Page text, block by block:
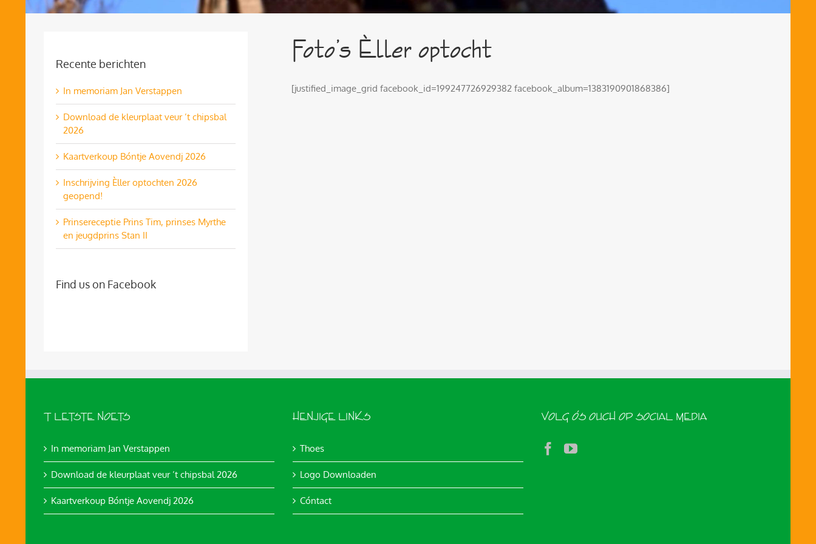
Foto’s Èller optocht
[justified_image_grid facebook_id=199247726929382 facebook_album=1383190901868386]
Recente berichten
In memoriam Jan Verstappen
Download de kleurplaat veur ’t chipsbal
2026
Kaartverkoup Bóntje Aovendj 2026
Inschrijving Èller optochten 2026
geopend!
Prinsereceptie Prins Tim, prinses Myrthe
en jeugdprins Stan II
Find us on Facebook
’T LETSTE NOETS
In memoriam Jan Verstappen
Download de kleurplaat veur ’t chipsbal 2026
Kaartverkoup Bóntje Aovendj 2026
HENJIGE LINKS
Thoes
Logo Downloaden
Cóntact
VOLG ÓS OUCH OP SOCIAL MEDIA